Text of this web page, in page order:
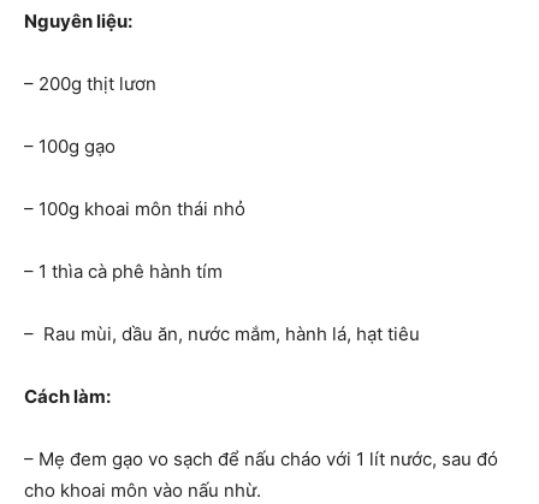
Nguyên liệu:
– 200g thịt lươn
– 100g gạo
– 100g khoai môn thái nhỏ
– 1 thìa cà phê hành tím
– Rau mùi, dầu ăn, nước mắm, hành lá, hạt tiêu
Cách làm:
– Mẹ đem gạo vo sạch để nấu cháo với 1 lít nước, sau đó
cho khoai môn vào nấu nhừ.